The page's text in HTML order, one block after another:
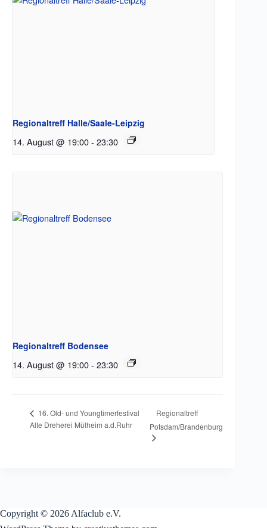
Regionaltreff Halle/Saale-Leipzig
14. August @ 19:00- 23:30
Regionaltreff Bodensee
14. August @ 19:00- 23:30
16. Old- und Youngtimerfestival
Alte Dreherei Mülheim a.d.Ruhr
Regionaltreff
Potsdam/Brandenburg
Copyright © 2026 Alfaclub e.V.